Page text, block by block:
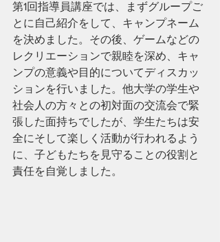
第1回指導員講座では、まずグループご
とに自己紹介をして、キャンプネーム
を決めました。その後、ゲームなどの
レクリエーションで親睦を深め、キャ
ンプの意義や目的についてディスカッ
ションを行いました。他大学の学生や
社会人の方々との初対面の交流会で緊
張した面持ちでしたが、学生たちは安
全にそして楽しく活動が行われるよう
に、子どもたちを見守ることの役割と
責任を自覚しました。